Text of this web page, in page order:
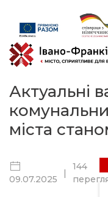
Актуальні
міста
09.07.2025
|
144